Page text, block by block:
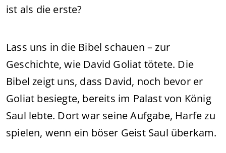
ist als die erste?
Lass uns in die Bibel schauen – zur
Geschichte, wie David Goliat tötete. Die
Bibel zeigt uns, dass David, noch bevor er
Goliat besiegte, bereits im Palast von König
Saul lebte. Dort war seine Aufgabe, Harfe zu
spielen, wenn ein böser Geist Saul überkam.